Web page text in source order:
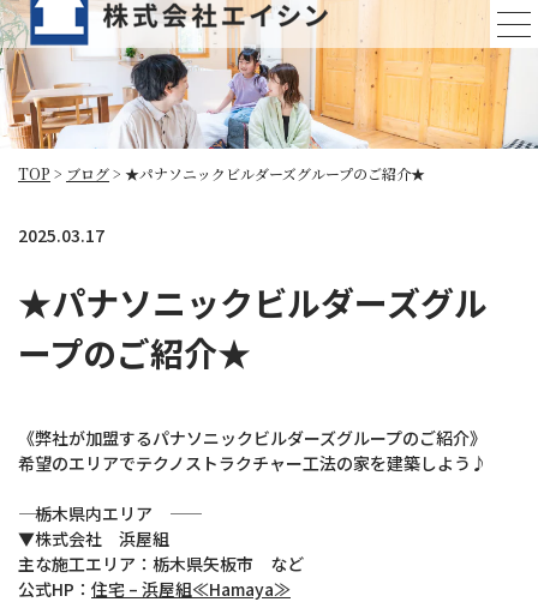
ブログ
TOP > ブログ> ★パナソニックビルダーズグループのご紹介★
2025.03.17
★パナソニックビルダーズグル
ープのご紹介★
《弊社が加盟するパナソニックビルダーズグループのご紹介》
希望のエリアでテクノストラクチャー工法の家を建築しよう♪
―― 栃木県内エリア ――
▼株式会社 浜屋組
主な施工エリア：栃木県矢板市 など
公式HP： 住宅 – 浜屋組≪Hamaya≫